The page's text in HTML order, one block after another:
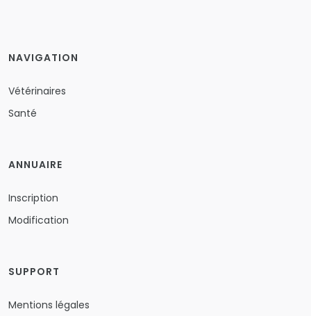
NAVIGATION
Vétérinaires
Santé
ANNUAIRE
Inscription
Modification
SUPPORT
Mentions légales